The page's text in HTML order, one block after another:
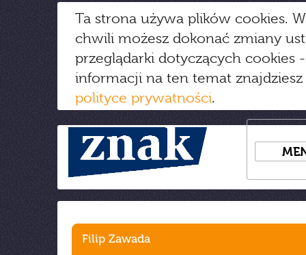
Ta strona używa plików cookies.
chwili możesz dokonać zmiany
przeglądarki dotyczących cookies
informacji na ten temat
polityce prywatności.
Filip Zawada